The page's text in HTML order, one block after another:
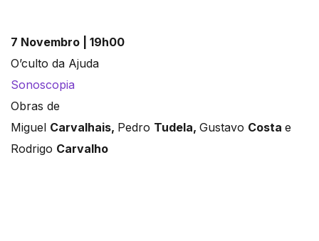
7 Novembro | 19h00
O’culto da Ajuda
Sonoscopia
Obras de
Miguel Carvalhais, Pedro Tudela, Gustavo Costa e
Rodrigo Carvalho